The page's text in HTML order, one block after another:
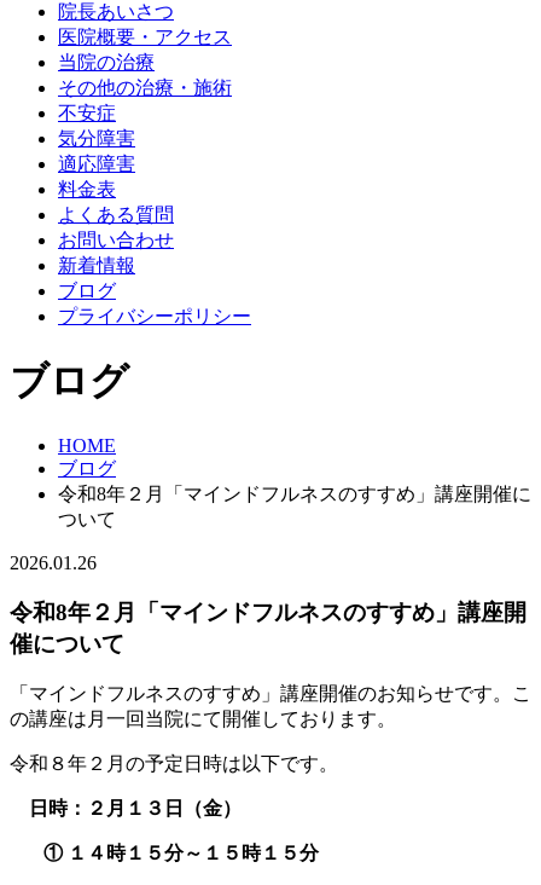
院長あいさつ
医院概要・アクセス
当院の治療
その他の治療・施術
不安症
気分障害
適応障害
料金表
よくある質問
お問い合わせ
新着情報
ブログ
プライバシーポリシー
ブログ
HOME
ブログ
令和8年２月「マインドフルネスのすすめ」講座開催に
ついて
2026.01.26
令和8年２月「マインドフルネスのすすめ」講座開
催について
「マインドフルネスのすすめ」講座開催のお知らせです。こ
の講座は月一回当院にて開催しております。
令和８年２月の予定日時は以下です。
日時：２月１３日（金）
① １４時１５分～１５時１５分